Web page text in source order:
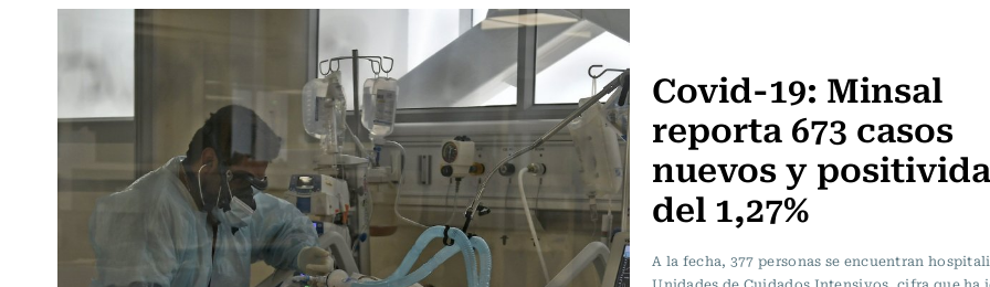
Covid-19: Minsal
reporta 673 casos
nuevos y
del 1,27%
A la fecha, 377 personas se encuentran